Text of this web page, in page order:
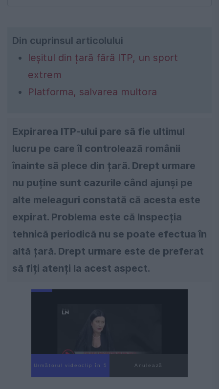
Din cuprinsul articolului
Ieșitul din țară fără ITP, un sport
extrem
Platforma, salvarea multora
Expirarea ITP-ului pare să fie ultimul
lucru pe care îl controlează românii
înainte să plece din țară. Drept urmare
nu puține sunt cazurile când ajunși pe
alte meleaguri constată că acesta este
expirat. Problema este că Inspecția
tehnică periodică nu se poate efectua în
altă țară. Drept urmare este de preferat
să fiți atenți la acest aspect.
Următorul videoclip în 4 Anulează